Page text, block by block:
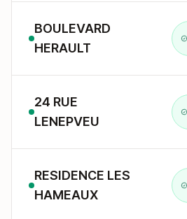
BOULEVARD
HERAULT
24 RUE
LENEPVEU
RESIDENCE LES
HAMEAUX